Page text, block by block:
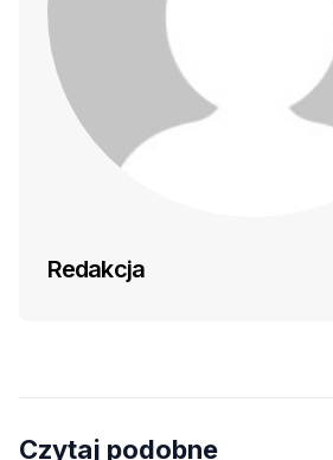
Redakcja
Czytaj podobne